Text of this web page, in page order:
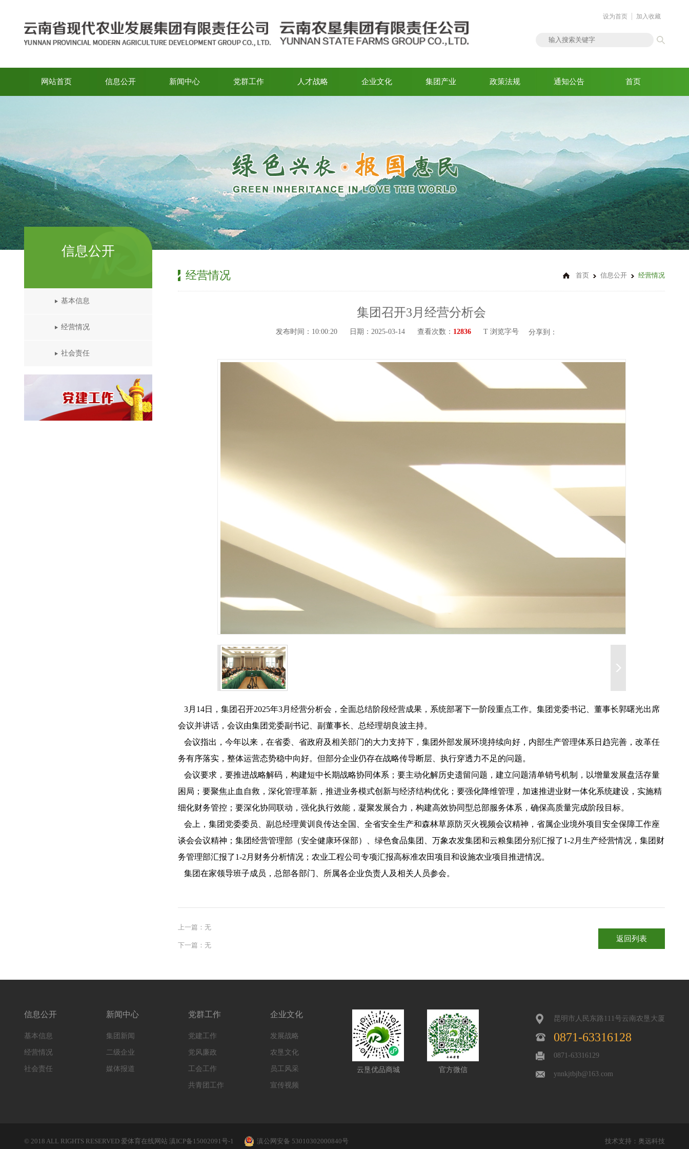
设为首页 加入收藏
网站首页 信息公开 新闻中心 党群工作 人才战略 企业文化 集团产业 政策法规 通知公告 首页
信息公开
基本信息
经营情况
社会责任
经营情况 首页 信息公开 经营情况
集团召开3月经营分析会
发布时间：10:00:20 日期：2025-03-14 查看次数： 12836 T 浏览字号 分享到：
3月14日，集团召开2025年3月经营分析会，全面总结阶段经营成果，系统部署下一阶段重点工作。集团党委书记、董事长郭曙光出席
会议并讲话，会议由集团党委副书记、副董事长、总经理胡良波主持。
会议指出，今年以来，在省委、省政府及相关部门的大力支持下，集团外部发展环境持续向好，内部生产管理体系日趋完善，改革任
务有序落实，整体运营态势稳中向好。但部分企业仍存在战略传导断层、执行穿透力不足的问题。
会议要求，要推进战略解码，构建短中长期战略协同体系；要主动化解历史遗留问题，建立问题清单销号机制，以增量发展盘活存量
困局；要聚焦止血自救，深化管理革新，推进业务模式创新与经济结构优化；要强化降维管理，加速推进业财一体化系统建设，实施精
细化财务管控；要深化协同联动，强化执行效能，凝聚发展合力，构建高效协同型总部服务体系，确保高质量完成阶段目标。
会上，集团党委委员、副总经理黄训良传达全国、全省安全生产和森林草原防灭火视频会议精神，省属企业境外项目安全保障工作座
谈会会议精神；集团经营管理部（安全健康环保部）、绿色食品集团、万象农发集团和云粮集团分别汇报了1-2月生产经营情况，集团财
务管理部汇报了1-2月财务分析情况；农业工程公司专项汇报高标准农田项目和设施农业项目推进情况。
集团在家领导班子成员，总部各部门、所属各企业负责人及相关人员参会。
上一篇：无
下一篇： 无
返回列表
信息公开
基本信息
经营情况
社会责任
新闻中心
集团新闻
二级企业
媒体报道
党群工作
党建工作
党风廉政
工会工作
共青团工作
企业文化
发展战略
农垦文化
员工风采
宣传视频
云垦优品商城 官方微信
昆明市人民东路111号云南农垦大厦
0871-63316128
0871-63316129
ynnkjtbjb@163.com
© 2018 ALL RIGHTS RESERVED 爱体育在线网站 滇ICP备15002091号-1 技术支持： 奥远科技
滇公网安备 53010302000840号